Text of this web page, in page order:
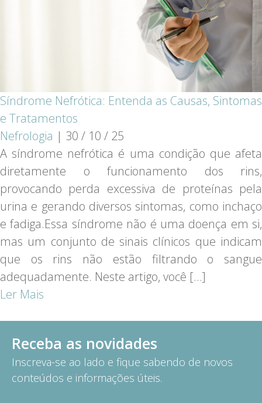
Síndrome Nefrótica: Entenda as Causas, Sintomas
e Tratamentos
Nefrologia | 30 / 10 / 25
A síndrome nefrótica é uma condição que afeta
diretamente o funcionamento dos rins,
provocando perda excessiva de proteínas pela
urina e gerando diversos sintomas, como inchaço
e fadiga.Essa síndrome não é uma doença em si,
mas um conjunto de sinais clínicos que indicam
que os rins não estão filtrando o sangue
adequadamente. Neste artigo, você […]
Ler Mais
Receba as novidades
Inscreva-se ao lado e fique sabendo de novos
conteúdos e informações úteis.